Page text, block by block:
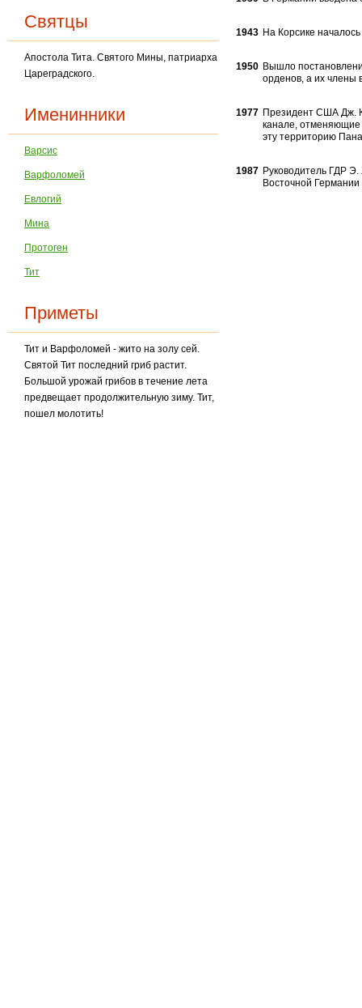
Святцы
Апостола Тита. Святого Мины, патриарха
Цареградского.
Именинники
Варсис
Варфоломей
Евлогий
Мина
Протоген
Тит
Приметы
Тит и Варфоломей - жито на золу сей.
Святой Тит последний гриб растит.
Большой урожай грибов в течение лета
предвещает продолжительную зиму. Тит,
пошел молотить!
1943 На Корсике
1950 Вышло
орденов, а их
1977 Президент США Дж.
канале, отменяю­щие
эту территорию
1987 Руководитель ГДР
Восточной